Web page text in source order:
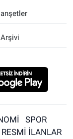
SPOR
RESMİ İLANLAR